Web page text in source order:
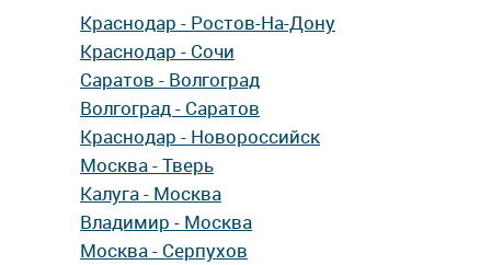
Краснодар - Ростов-На-Дону
Краснодар - Сочи
Саратов - Волгоград
Волгоград - Саратов
Краснодар - Новороссийск
Москва - Тверь
Калуга - Москва
Владимир - Москва
Москва - Серпухов